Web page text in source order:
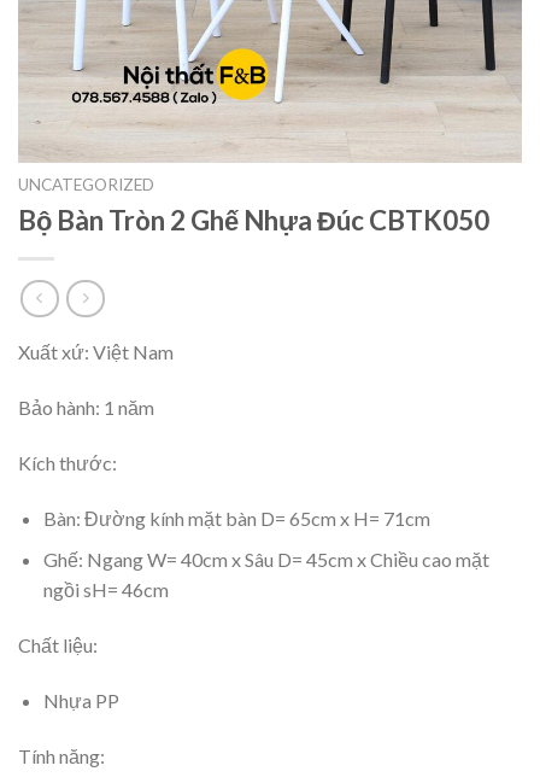
UNCATEGORIZED
Bộ Bàn Tròn 2 Ghế Nhựa Đúc CBTK050
Xuất xứ: Việt Nam
Bảo hành: 1 năm
Kích thước:
Bàn: Đường kính mặt bàn D= 65cm x H= 71cm
Ghế: Ngang W= 40cm x Sâu D= 45cm x Chiều cao mặt
ngồi sH= 46cm
Chất liệu:
Nhựa PP
Tính năng: